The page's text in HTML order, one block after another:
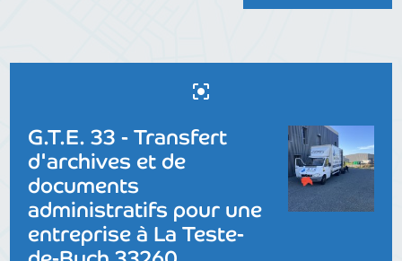
center_focus_strong
G.T.E. 33 - Transfert
d'archives et de
documents
administratifs pour une
entreprise à La Teste-